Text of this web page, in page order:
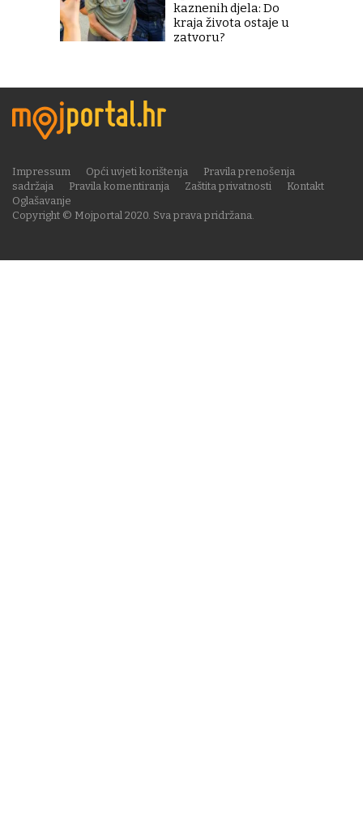
kaznenih djela: Do
kraja života ostaje u
zatvoru?
Copyright © Mojportal 2020. Sva prava pridržana.
Impressum Opći uvjeti korištenja
Pravila prenošenja
sadržaja
Pravila komentiranja Zaštita privatnosti
Kontakt
Oglašavanje